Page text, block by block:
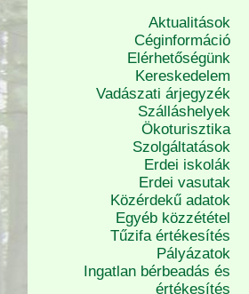
Aktualitások
Céginformáció
Elérhetőségünk
Kereskedelem
Vadászati árjegyzék
Szálláshelyek
Ökoturisztika
Szolgáltatások
Erdei iskolák
Erdei vasutak
Közérdekű adatok
Egyéb közzététel
Tűzifa értékesítés
Pályázatok
Ingatlan bérbeadás és
értékesítés